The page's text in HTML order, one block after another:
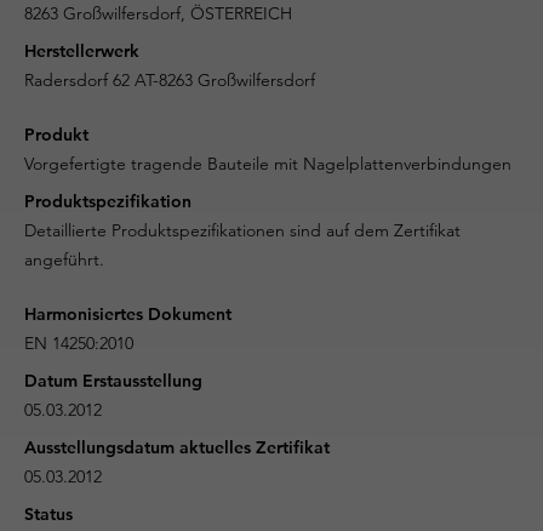
8263 Großwilfersdorf, ÖSTERREICH
Herstellerwerk
Radersdorf 62 AT-8263 Großwilfersdorf
Produkt
Vorgefertigte tragende Bauteile mit Nagelplattenverbindungen
Produktspezifikation
Detaillierte Produktspezifikationen sind auf dem Zertifikat
angeführt.
Harmonisiertes Dokument
EN 14250:2010
Datum Erstausstellung
05.03.2012
Ausstellungsdatum aktuelles Zertifikat
05.03.2012
Status